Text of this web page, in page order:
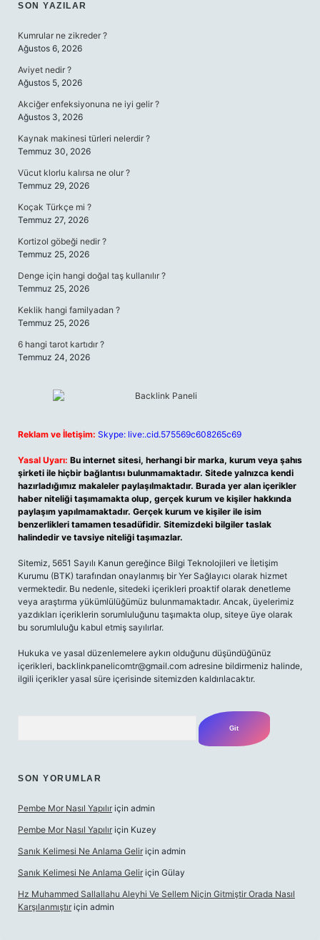
SIDEBAR
SON YAZILAR
Kumrular ne zikreder ?
Ağustos 6, 2026
Aviyet nedir ?
Ağustos 5, 2026
Akciğer enfeksiyonuna ne iyi gelir ?
Ağustos 3, 2026
Kaynak makinesi türleri nelerdir ?
Temmuz 30, 2026
Vücut klorlu kalırsa ne olur ?
Temmuz 29, 2026
Koçak Türkçe mi ?
Temmuz 27, 2026
Kortizol göbeği nedir ?
Temmuz 25, 2026
Denge için hangi doğal taş kullanılır ?
Temmuz 25, 2026
Keklik hangi familyadan ?
Temmuz 25, 2026
6 hangi tarot kartıdır ?
Temmuz 24, 2026
Reklam ve İletişim: Skype: live:.cid.575569c608265c69
Yasal Uyarı: Bu internet sitesi, herhangi bir marka, kurum veya şahıs
şirketi ile hiçbir bağlantısı bulunmamaktadır. Sitede yalnızca kendi
hazırladığımız makaleler paylaşılmaktadır. Burada yer alan içerikler
haber niteliği taşımamakta olup, gerçek kurum ve kişiler hakkında
paylaşım yapılmamaktadır. Gerçek kurum ve kişiler ile isim
benzerlikleri tamamen tesadüfidir. Sitemizdeki bilgiler taslak
halindedir ve tavsiye niteliği taşımazlar.
Sitemiz, 5651 Sayılı Kanun gereğince Bilgi Teknolojileri ve İletişim
Kurumu (BTK) tarafından onaylanmış bir Yer Sağlayıcı olarak hizmet
vermektedir. Bu nedenle, sitedeki içerikleri proaktif olarak denetleme
veya araştırma yükümlülüğümüz bulunmamaktadır. Ancak, üyelerimiz
yazdıkları içeriklerin sorumluluğunu taşımakta olup, siteye üye olarak
bu sorumluluğu kabul etmiş sayılırlar.
Hukuka ve yasal düzenlemelere aykırı olduğunu düşündüğünüz
içerikleri, backlinkpanelicomtr@gmail.com adresine bildirmeniz halinde,
ilgili içerikler yasal süre içerisinde sitemizden kaldırılacaktır.
SON YORUMLAR
Pembe Mor Nasıl Yapılır için admin
Pembe Mor Nasıl Yapılır için Kuzey
Sanık Kelimesi Ne Anlama Gelir için admin
Sanık Kelimesi Ne Anlama Gelir için Gülay
Hz Muhammed Sallallahu Aleyhi Ve Sellem Niçin Gitmiştir Orada Nasıl
Karşılanmıştır için admin